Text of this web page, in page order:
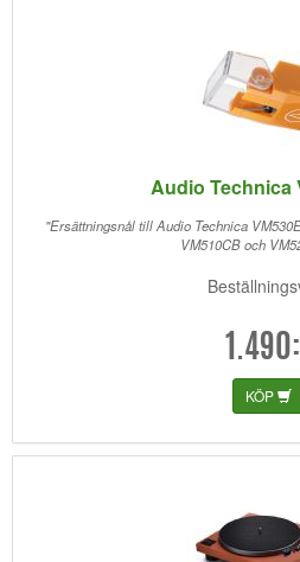
Audio Technica
"Ersättningsnål till Audio Technica
VM510CB och
KÖP